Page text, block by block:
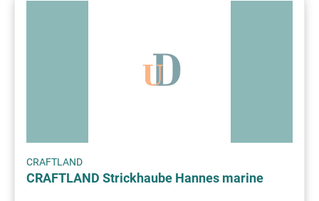
CRAFTLAND
CRAFTLAND Strickhaube Hannes marine